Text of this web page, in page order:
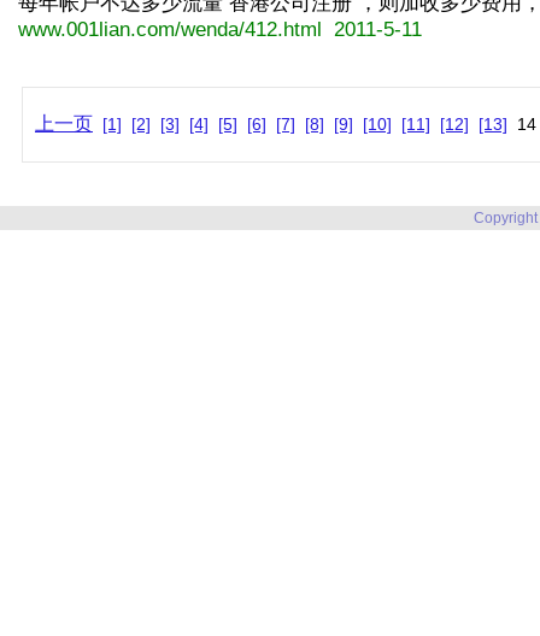
www.001lian.com/wenda/412.html 2011-5-11
上一页 [1] [2] [3] [4] [5] [6] [7] [8] [9] [10] [11] [12] [13]